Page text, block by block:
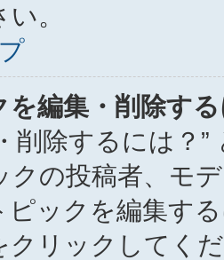
。
を編集・削除す
削除するには？
クの投稿者、モ
ピックを編集す
クリックしてく